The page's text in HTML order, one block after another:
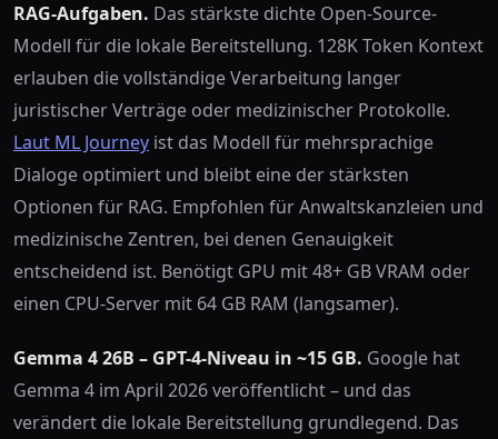
RAG-Aufgaben. Das stärkste dichte Open-Source-
Modell für die lokale Bereitstellung. 128K Token Kontext
erlauben die vollständige Verarbeitung langer
juristischer Verträge oder medizinischer Protokolle.
Laut ML Journey ist das Modell für mehrsprachige
Dialoge optimiert und bleibt eine der stärksten
Optionen für RAG. Empfohlen für Anwaltskanzleien und
medizinische Zentren, bei denen Genauigkeit
entscheidend ist. Benötigt GPU mit 48+ GB VRAM oder
einen CPU-Server mit 64 GB RAM (langsamer).
Gemma 4 26B – GPT-4-Niveau in ~15 GB. Google hat
Gemma 4 im April 2026 veröffentlicht – und das
verändert die lokale Bereitstellung grundlegend. Das